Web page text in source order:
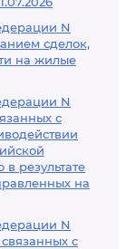
N
сделок,
на жилые
N
с
результате
на
N
с